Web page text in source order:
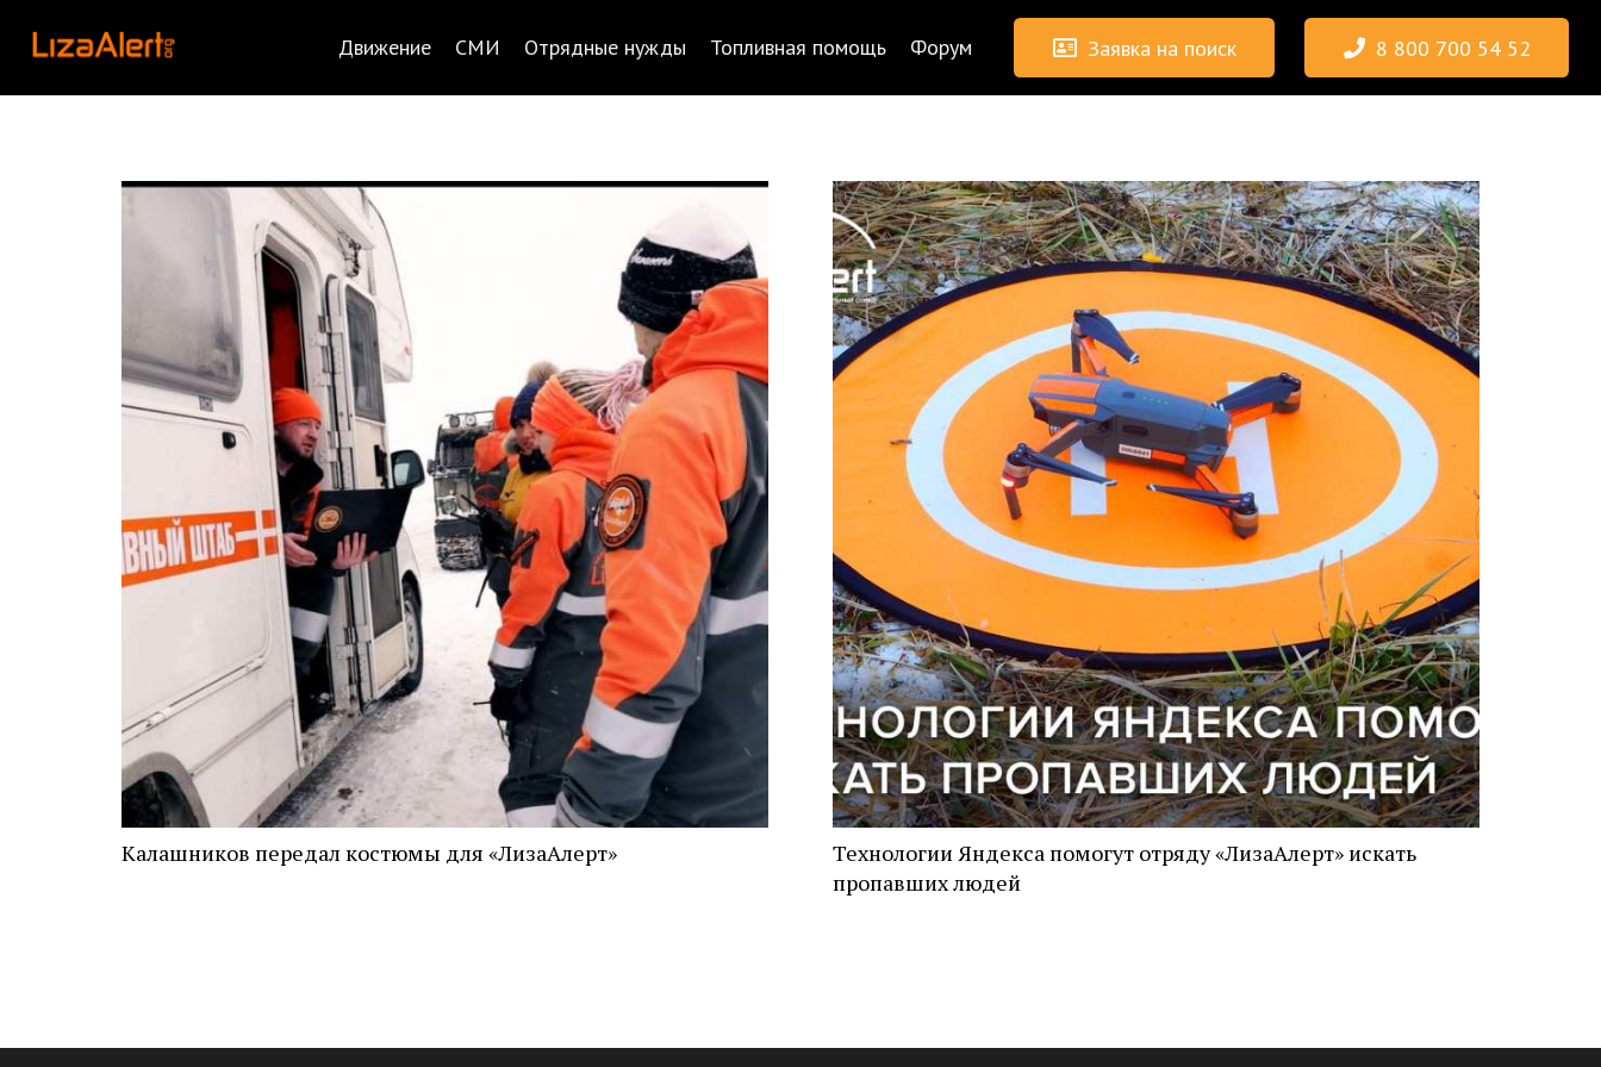
Движение СМИ Отрядные нужды Топливная помощь Форум Заявка на поиск 8 800 700 54 52
Калашников передал костюмы для «ЛизаАлерт»
Технологии Яндекса помогут отряду «ЛизаАлерт» искать
пропавших людей